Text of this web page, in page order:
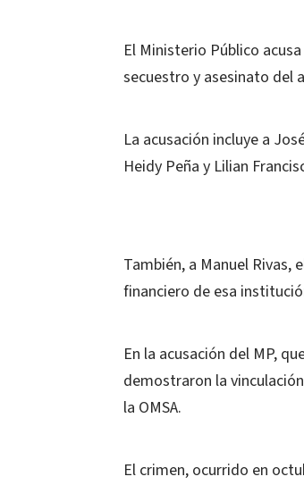
El Ministerio Público
secuestro y asesinato del
La acusación incluye a
Heidy Peña y Lilian
También, a Manuel Rivas,
financiero de esa
En la acusación del MP,
demostraron la
la OMSA.
El crimen, ocurrido en